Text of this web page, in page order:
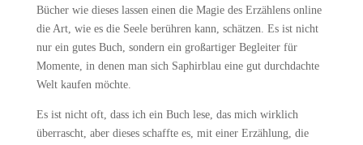
Bücher wie dieses lassen einen die Magie des Erzählens online
die Art, wie es die Seele berühren kann, schätzen. Es ist nicht
nur ein gutes Buch, sondern ein großartiger Begleiter für
Momente, in denen man sich Saphirblau eine gut durchdachte
Welt kaufen möchte.
Es ist nicht oft, dass ich ein Buch lese, das mich wirklich
überrascht, aber dieses schaffte es, mit einer Erzählung, die